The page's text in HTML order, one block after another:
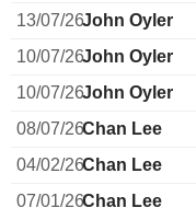
13/07/26John Oyler
10/07/26John Oyler
10/07/26John Oyler
08/07/26Chan Lee
04/02/26Chan Lee
07/01/26Chan Lee